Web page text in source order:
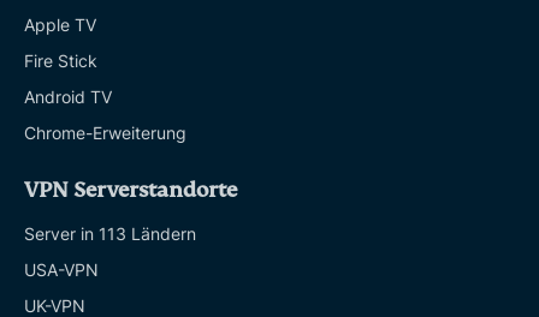
Apple TV
Fire Stick
Android TV
Chrome-Erweiterung
VPN Serverstandorte
Server in 113 Ländern
USA-VPN
UK-VPN